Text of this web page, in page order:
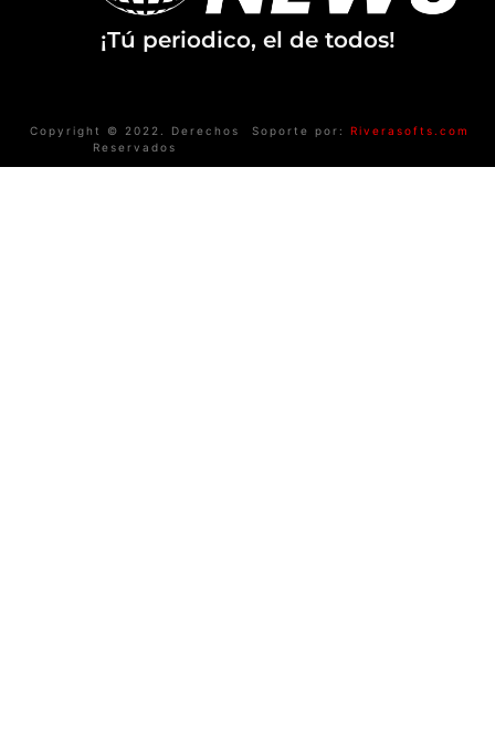
¡Tú periodico, el de todos!
Copyright © 2022. Derechos
Reservados
Soporte por: Riverasofts.com